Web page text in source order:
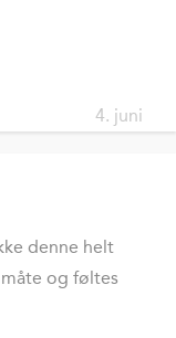
4. juni
denne helt
og føltes